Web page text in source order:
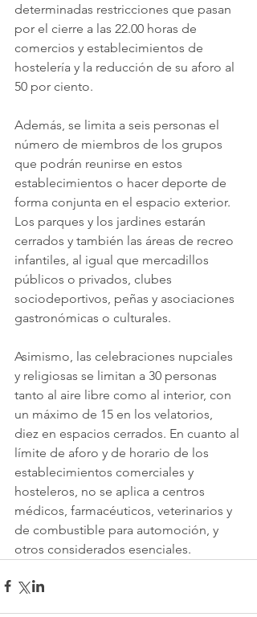
determinadas restricciones que pasan
por el cierre a las 22.00 horas de
comercios y establecimientos de
hostelería y la reducción de su aforo al
50 por ciento.
Además, se limita a seis personas el
número de miembros de los grupos
que podrán reunirse en estos
establecimientos o hacer deporte de
forma conjunta en el espacio exterior.
Los parques y los jardines estarán
cerrados y también las áreas de recreo
infantiles, al igual que mercadillos
públicos o privados, clubes
sociodeportivos, peñas y asociaciones
gastronómicas o culturales.
Asimismo, las celebraciones nupciales
y religiosas se limitan a 30 personas
tanto al aire libre como al interior, con
un máximo de 15 en los velatorios,
diez en espacios cerrados. En cuanto al
límite de aforo y de horario de los
establecimientos comerciales y
hosteleros, no se aplica a centros
médicos, farmacéuticos, veterinarios y
de combustible para automoción, y
otros considerados esenciales.